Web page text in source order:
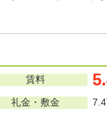
賃料
礼金・敷金